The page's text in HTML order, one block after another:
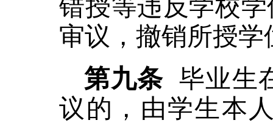
错授等违反学校
审议 ，撤销所授
第九条 毕业生
议的，由学生本